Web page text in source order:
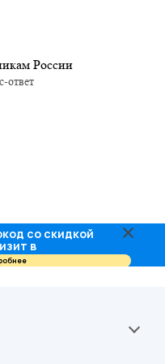
России
ответ
со скидкой
в